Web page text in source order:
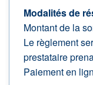
Modalités de
Montant de la
Le règlement
prestataire
Paiement en